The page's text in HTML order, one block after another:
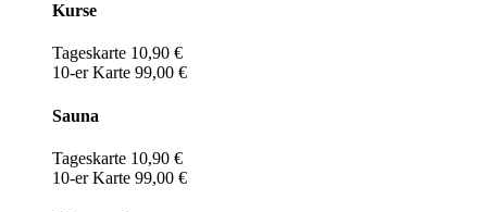
Kurse
Tageskarte 10,90 €
10-er Karte 99,00 €
Sauna
Tageskarte 10,90 €
10-er Karte 99,00 €